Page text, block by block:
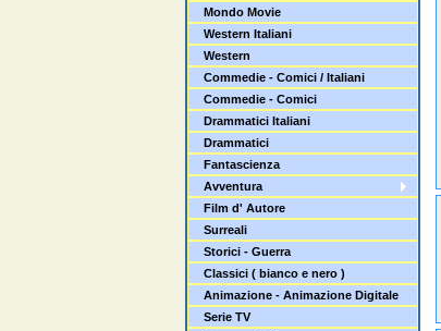
Mondo Movie
Western Italiani
Western
Commedie - Comici / Italiani
Commedie - Comici
Drammatici Italiani
Drammatici
Fantascienza
Avventura
Film d' Autore
Surreali
Storici - Guerra
Classici ( bianco e nero )
Animazione - Animazione Digitale
Serie TV